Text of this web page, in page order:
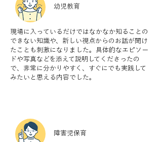
幼児教育
現場に入っているだけではなかなか知ることの
できない知識や、新しい視点からのお話が聞け
たことも刺激になりました。具体的なエピソー
ドや写真などを添えて説明してくださったの
で、非常に分かりやすく、すぐにでも実践して
みたいと思える内容でした。
障害児保育